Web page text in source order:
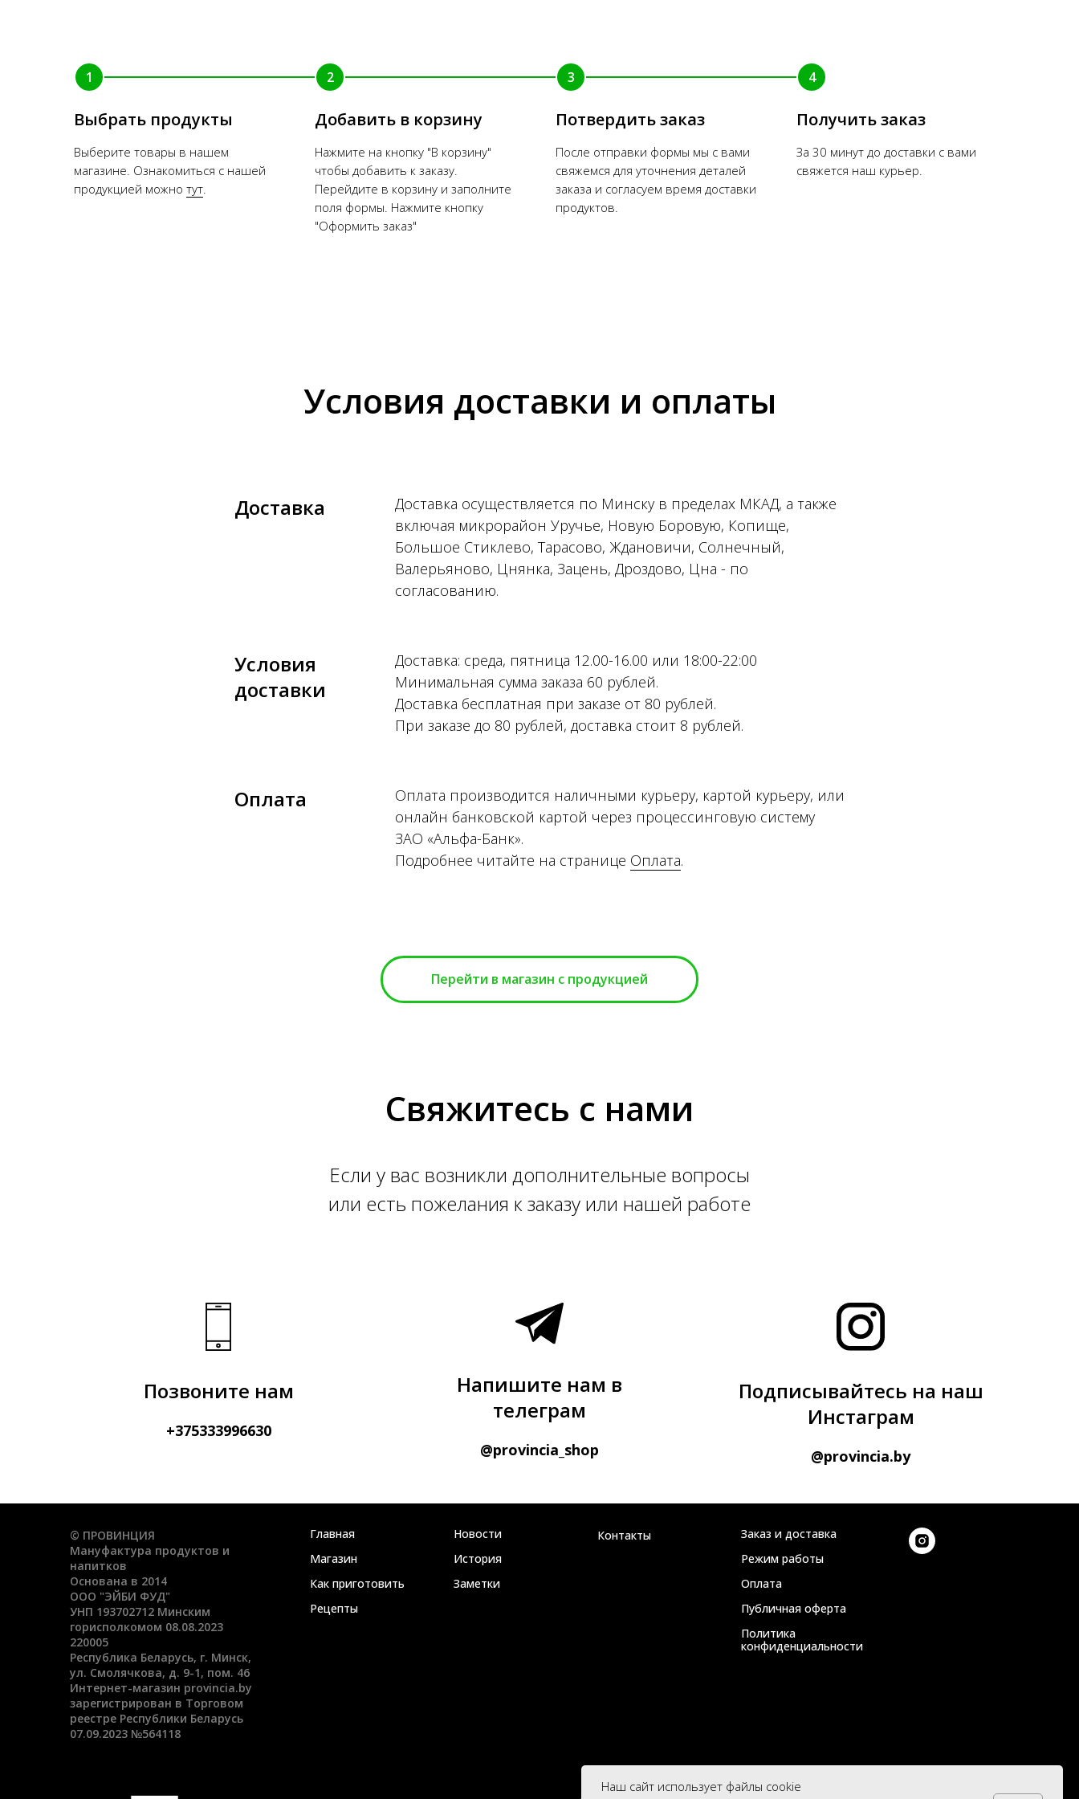
Наш сайт использует файлы cookie
1
Выбрать продукты
Выберите товары в нашем
магазине. Ознакомиться с нашей
продукцией можно тут
2
Добавить в корзину
Нажмите на кнопку "В корзину"
чтобы добавить к заказу.
Перейдите в корзину и заполните
поля формы. Нажмите кнопку
"Оформить заказ"
3
Потвердить заказ
После отправки формы мы с вами
свяжемся для уточнения деталей
заказа и согласуем время доставки
продуктов.
4
Получить заказ
За 30 минут до доставки с вами
свяжется наш курьер.
Условия доставки и оплаты
Доставка
Доставка осуществляется по Минску в пределах МКАД, а также
включая микрорайон Уручье, Новую Боровую, Копище,
Большое Стиклево, Тарасово, Ждановичи, Солнечный,
Валерьяново, Цнянка, Зацень, Дроздово, Цна - по
согласованию.
Условия
доставки
Доставка: среда, пятница 12.00-16.00 или 18:00-22:00
Минимальная сумма заказа 60 рублей.
Доставка бесплатная при заказе от 80 рублей.
При заказе до 80 рублей, доставка стоит 8 рублей.
Оплата
Оплата производится наличными курьеру, картой курьеру, или
онлайн банковской картой через процессинговую систему
ЗАО «Альфа-Банк».
Подробнее читайте на странице Оплата.
Перейти в магазин с продукцией
Свяжитесь с нами
Если у вас возникли дополнительные вопросы
или есть пожелания к заказу или нашей работе
Позвоните нам
+375333996630
Напишите нам в
телеграм
@provincia_shop
Подписывайтесь на наш
Инстаграм
@provincia.by
© ПРОВИНЦИЯ
Мануфактура продуктов и
напитков
Основана в 2014
ООО "ЭЙБИ ФУД"
УНП 193702712 Минским
горисполкомом 08.08.2023
220005
Республика Беларусь, г. Минск,
ул. Смолячкова, д. 9-1, пом. 46
Интернет-магазин provincia.by
зарегистрирован в Торговом
реестре Республики Беларусь
07.09.2023 №564118
Главная
Магазин
Как приготовить
Рецепты
Новости
История
Заметки
Контакты
Заказ и доставка
Режим работы
Оплата
Публичная оферта
Политика
конфиденциальности